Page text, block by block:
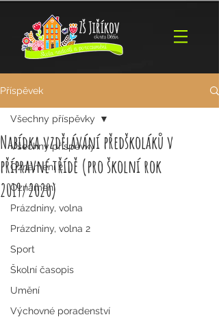
Příspěvek
Všechny příspěvky
Oznámení 2
Oznámení
Prázdniny, volna
Prázdniny, volna 2
Sport
Školní časopis
Umění
Výchovné poradenství
Všechny příspěvky
Nabídka vzdělávání předškoláků v
přípravné třídě (pro školní rok
2019/2020)